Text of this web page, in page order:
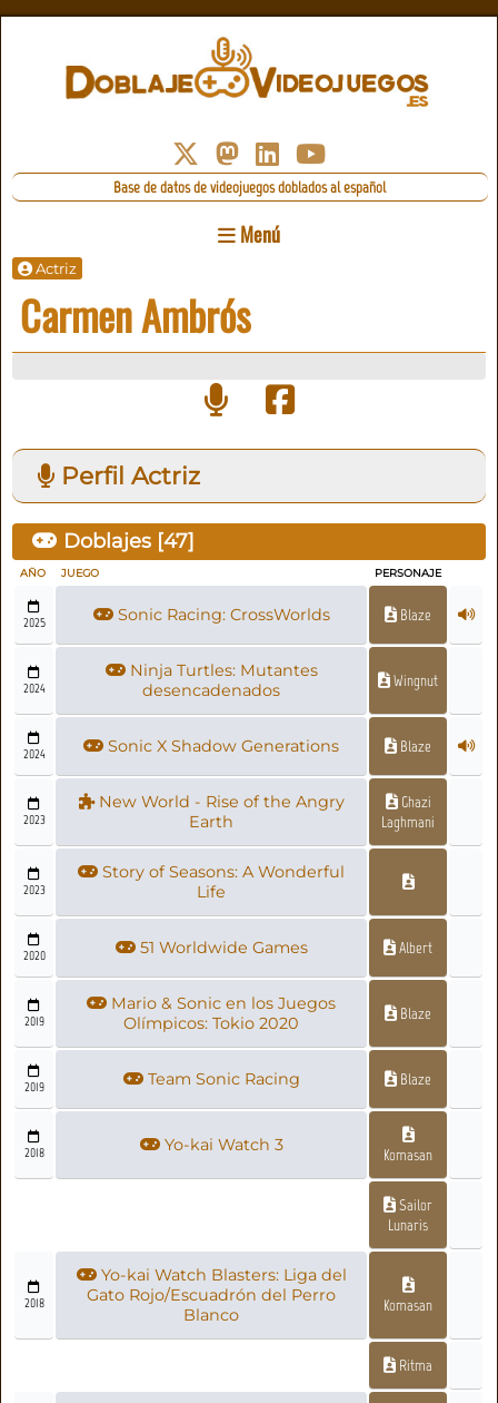
Base de datos de videojuegos doblados al español
Menú
Actriz
Carmen Ambrós
Perfil Actriz
Doblajes [47]
AÑO JUEGO PERSONAJE
2025 Sonic Racing: CrossWorlds Blaze
2024
Ninja Turtles: Mutantes
desencadenados
Wingnut
2024 Sonic X Shadow Generations Blaze
2023
New World - Rise of the Angry
Earth
Ghazi
Laghmani
2023
Story of Seasons: A Wonderful
Life
2020 51 Worldwide Games Albert
2019
Mario & Sonic en los Juegos
Olímpicos: Tokio 2020
Blaze
2019 Team Sonic Racing Blaze
2018 Yo-kai Watch 3 Komasan
Sailor
Lunaris
2018
Yo-kai Watch Blasters: Liga del
Gato Rojo/Escuadrón del Perro
Blanco
Komasan
Ritma